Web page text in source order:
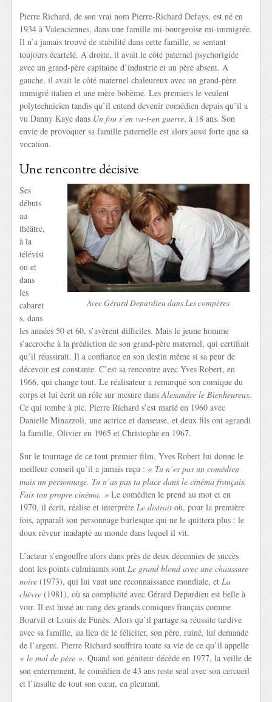
Pierre Richard, de son vrai nom Pierre-Richard Defays, est né en
1934 à Valenciennes, dans une famille mi-bourgeoise mi-immigrée.
Il n’a jamais trouvé de stabilité dans cette famille, se sentant
toujours écartelé. A droite, il avait le côté paternel psychorigide
avec un grand-père capitaine d’industrie et un père absent. A
gauche, il avait le côté maternel chaleureux avec un grand-père
immigré italien et une mère bohème. Les premiers le veulent
polytechnicien tandis qu’il entend devenir comédien depuis qu’il a
vu Danny Kaye dans Un fou s’en va-t-en guerre, à 18 ans. Son
envie de provoquer sa famille paternelle est alors aussi forte que sa
vocation.
Une rencontre décisive
Avec Gérard Depardieu dans Les compères
Ses
débuts
au
théâtre,
à la
télévisi
on et
dans
les
cabaret
s, dans
les années 50 et 60, s’avèrent difficiles. Mais le jeune homme
s’accroche à la prédiction de son grand-père maternel, qui certifiait
qu’il réussirait. Il a confiance en son destin même si sa peur de
décevoir est constante. C’est sa rencontre avec Yves Robert, en
1966, qui change tout. Le réalisateur a remarqué son comique du
corps et lui écrit un rôle sur mesure dansAlexandre le Bienheureux.
Ce qui tombe à pic. Pierre Richard s’est marié en 1960 avec
Danielle Minazzoli, une actrice et danseuse, et deux fils ont agrandi
la famille, Olivier en 1965 et Christophe en 1967.
Sur le tournage de ce tout premier film, Yves Robert lui donne le
meilleur conseil qu’il a jamais reçu : « Tu n’es pas un comédien
mais un personnage. Tu n’as pas ta place dans le cinéma français.
Fais ton propre cinéma. » Le comédien le prend au mot et en
1970, il écrit, réalise et interprèteLe distraitoù, pour la première
fois, apparaît son personnage burlesque qui ne le quittera plus : le
doux rêveur inadapté au monde dans lequel il vit.
L’acteur s’engouffre alors dans près de deux décennies de succès
dont les points culminants sont Le grand blond avec une chaussure
noire(1973), qui lui vaut une reconnaissance mondiale, et La
chèvre(1981), où sa complicité avec Gérard Depardieu est belle à
voir. Il est hissé au rang des grands comiques français comme
Bourvil et Louis de Funès. Alors qu’il partage sa réussite tardive
avec sa famille, au lieu de le féliciter, son père, ruiné, lui demande
de l’argent. Pierre Richard souffrira toute sa vie de ce qu’il appelle
« le mal de père ». Quand son géniteur décède en 1977, la veille de
son enterrement, le comédien de 43 ans reste seul avec son cercueil
et l’insulte de tout son cœur, en pleurant.